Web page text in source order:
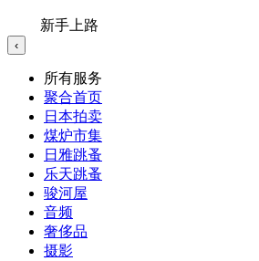
新手上路
‹
所有服务
聚合首页
日本拍卖
煤炉市集
日雅跳蚤
乐天跳蚤
骏河屋
音频
奢侈品
摄影